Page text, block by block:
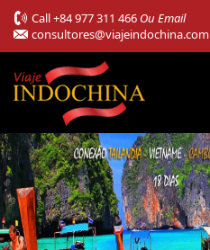
Call+84 977 311 466 Ou Email
consultores@viajeindochina.com